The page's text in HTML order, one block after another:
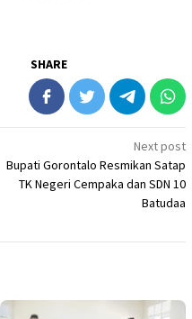
SHARE
Next post
Bupati Gorontalo Resmikan Satap
TK Negeri Cempaka dan SDN 10
Batudaa